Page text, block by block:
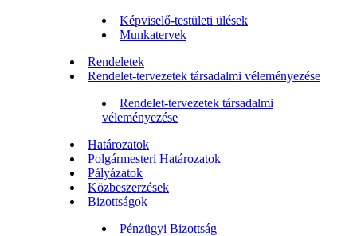
Képviselő-testületi ülések
Munkatervek
Rendeletek
Rendelet-tervezetek társadalmi véleményezése
Rendelet-tervezetek társadalmi
véleményezése
Határozatok
Polgármesteri Határozatok
Pályázatok
Közbeszerzések
Bizottságok
Pénzügyi Bizottság